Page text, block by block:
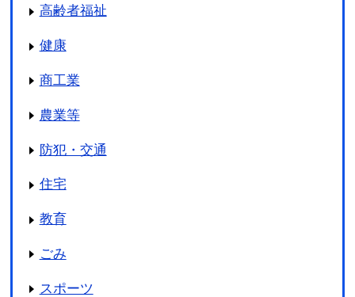
高齢者福祉
健康
商工業
農業等
防犯・交通
住宅
教育
ごみ
スポーツ